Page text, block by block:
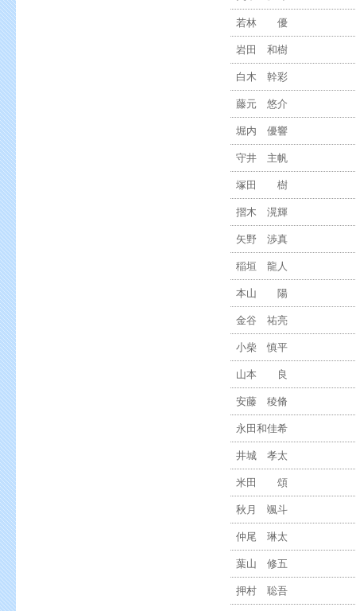
若林 優
岩田 和樹
白木 幹彩
藤元 悠介
堀内 優響
守井 主帆
塚田 樹
摺木 滉輝
矢野 渉真
稲垣 龍人
本山 陽
金谷 祐亮
小柴 慎平
山本 良
安藤 稜脩
永田和佳希
井城 孝太
米田 頌
秋月 颯斗
仲尾 琳太
葉山 修五
押村 聡吾